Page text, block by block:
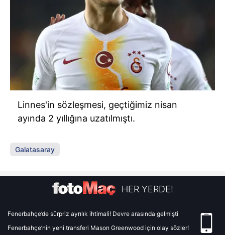
Linnes'in sözleşmesi, geçtiğimiz nisan
ayında 2 yıllığına uzatılmıştı.
Galatasaray
HER YERDE!
Fenerbahçe’de sürpriz ayrılık ihtimali! Devre arasında gelmişti
Fenerbahçe’nin yeni transferi Mason Greenwood için olay sözler!